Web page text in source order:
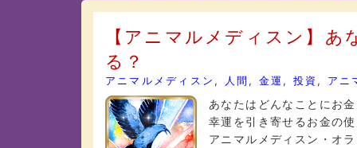
【アニマルメディスン】
る？
アニマルメディスン , 人間 , 金運 , 投資 , アニ
あなたはどんなことにお
幸運を引き寄せるお金の
アニマルメディスン・オ